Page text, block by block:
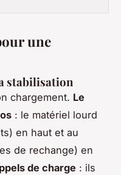
une
stabilisation
chargement. Le
: le matériel lourd
en haut et au
de rechange) en
de charge : ils